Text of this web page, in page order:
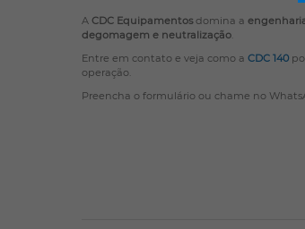
A CDC Equipamentosdomina a
degomagem e neutralização.
Entre em contato e veja como a CDC 140
operação.
Preencha o formulário ou chame no